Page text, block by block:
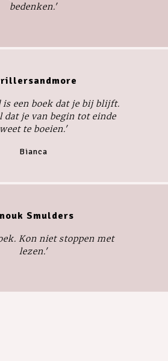
bedenken.'
is een boek dat je bij blijft.
dat je van begin tot einde
weet te boeien.'
Bianca
Smulders
Kon niet stoppen met
lezen.'